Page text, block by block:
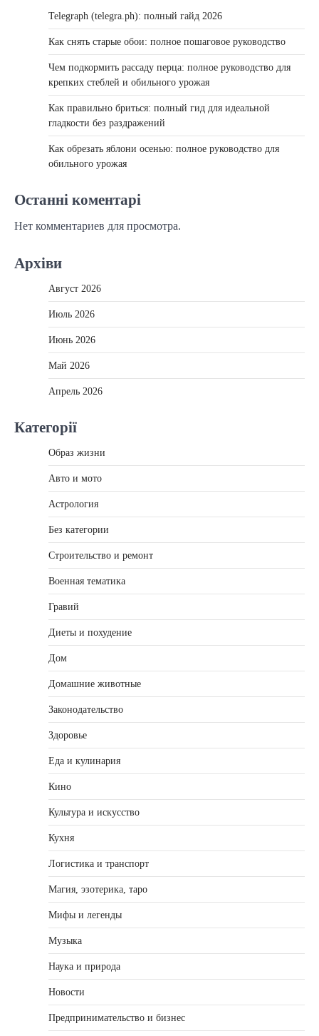
Telegraph (telegra.ph): полный гайд 2026
Как снять старые обои: полное пошаговое руководство
Чем подкормить рассаду перца: полное руководство для
крепких стеблей и обильного урожая
Как правильно бриться: полный гид для идеальной
гладкости без раздражений
Как обрезать яблони осенью: полное руководство для
обильного урожая
Останні коментарі
Нет комментариев для просмотра.
Архіви
Август 2026
Июль 2026
Июнь 2026
Май 2026
Апрель 2026
Категорії
Образ жизни
Авто и мото
Астрология
Без категории
Строительство и ремонт
Военная тематика
Гравий
Диеты и похудение
Дом
Домашние животные
Законодательство
Здоровье
Еда и кулинария
Кино
Культура и искусство
Кухня
Логистика и транспорт
Магия, эзотерика, таро
Мифы и легенды
Музыка
Наука и природа
Новости
Предпринимательство и бизнес